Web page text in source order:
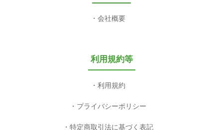
会社概要
利用規約等
利用規約
プライバシーポリシー
特定商取引法に基づく表記